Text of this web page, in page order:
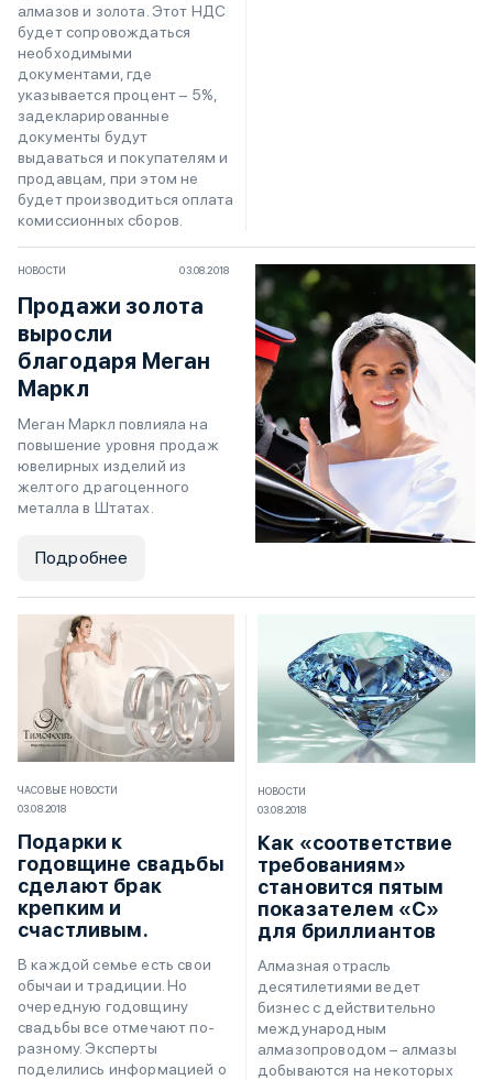
алмазов и золота. Этот НДС
будет сопровождаться
необходимыми
документами, где
указывается процент – 5%,
задекларированные
документы будут
выдаваться и покупателям и
продавцам, при этом не
будет производиться оплата
комиссионных сборов.
НОВОСТИ 03.08.2018
Продажи золота
выросли
благодаря Меган
Маркл
Меган Маркл повлияла на
повышение уровня продаж
ювелирных изделий из
желтого драгоценного
металла в Штатах.
Подробнее
ЧАСОВЫЕ НОВОСТИ
03.08.2018
Подарки к
годовщине свадьбы
сделают брак
крепким и
счастливым.
В каждой семье есть свои
обычаи и традиции. Но
очередную годовщину
свадьбы все отмечают по-
разному. Эксперты
поделились информацией о
НОВОСТИ
03.08.2018
Как «соответствие
требованиям»
становится пятым
показателем «С»
для бриллиантов
Алмазная отрасль
десятилетиями ведет
бизнес с действительно
международным
алмазопроводом – алмазы
добываются на некоторых